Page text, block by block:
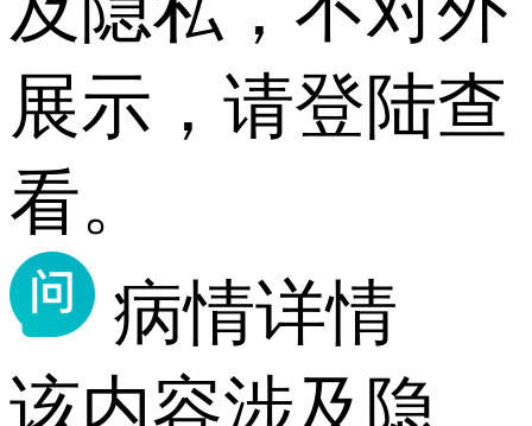
展示，请登陆查
看。
病情详情
该内容涉及隐